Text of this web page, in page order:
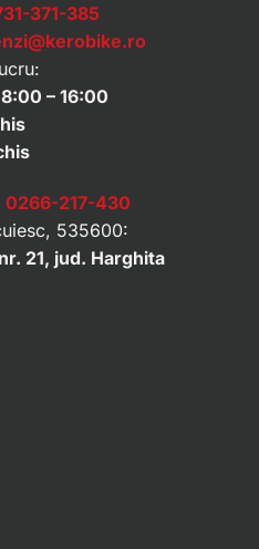
371-385
– 16:00
0266-217-430
535600:
21, jud. Harghita